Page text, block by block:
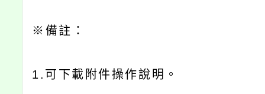
※ 備註：
1. 可下載附件操作說明。